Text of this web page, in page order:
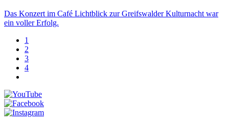
Das Konzert im Café Lichtblick zur Greifswalder Kulturnacht war
ein voller Erfolg.
1
2
3
4